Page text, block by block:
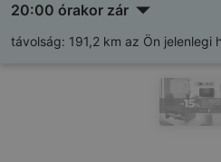
20:00 órakor zár
távolság: 191,2 km az Ön jelenlegi